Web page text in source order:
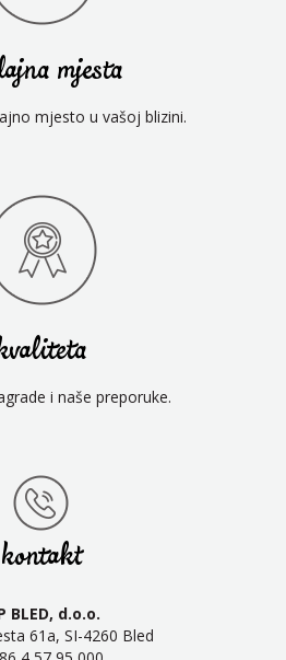
mjesta
mjesto u vašoj blizini.
i naše preporuke.
kontakt
BLED, d.o.o.
61a, SI-4260 Bled